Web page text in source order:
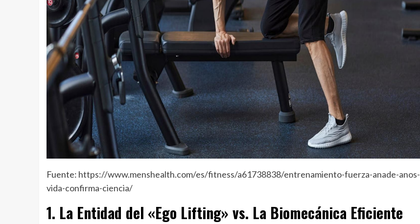
Fuente: https://www.menshealth.com/es/fitness/a61738838/entrenamiento-fuerza-anade-anos-
vida-confirma-ciencia/
1. La Entidad del «Ego Lifting» vs. La Biomecánica Eficiente